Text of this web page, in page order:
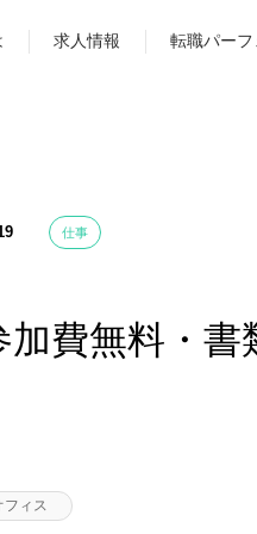
求人情報 転職パー
仕事
加費無料・
フィス